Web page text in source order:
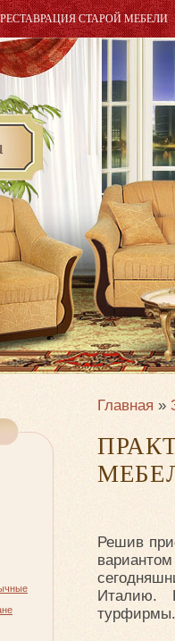
РЕСТАВРАЦИЯ СТАРОЙ МЕБЕЛИ
Главная »
Решив
Италию.